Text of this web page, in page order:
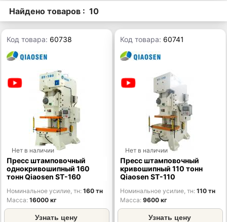
Найдено товаров : 10
Код товара: 60738
Нет в наличии
Пресс штамповочный
однокривошипный 160
тонн Qiaosen ST-160
Номинальное усилие, тн 160 тн
Масса 16000 кг
Узнать цену
Код товара: 60741
Нет в наличии
Пресс штамповочный
кривошипный 110 тонн
Qiaosen ST-110
Номинальное усилие, тн 110 тн
Масса 9600 кг
Узнать цену